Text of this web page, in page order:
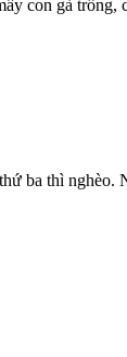
con gà
ba thì